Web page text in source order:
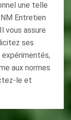
une telle
Entretien
vous assure
ses
expérimentés,
aux normes
le et